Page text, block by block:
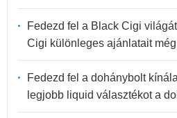
Fedezd fel a Black Cigi
Cigi különleges ajánlatait
Fedezd fel a dohánybolt
legjobb liquid választékot a